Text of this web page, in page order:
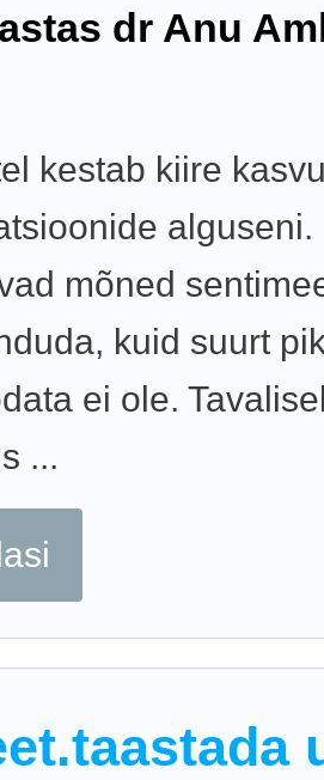
dr Anu
kestab kiire
alguseni.
mõned
kuid suurt
ei ole.
...